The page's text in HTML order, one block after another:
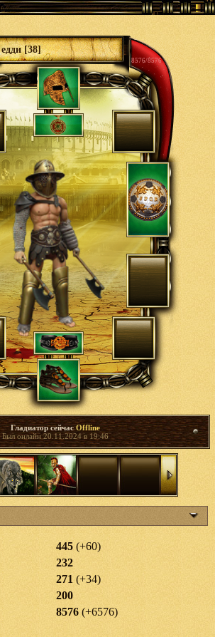
едди [38]
8576/8576
Гладиатор сейчасOffline
Был онлайн 20.11.2024 в 19:46
445(+60)
232
271 (+34)
200
8576 (+6576)